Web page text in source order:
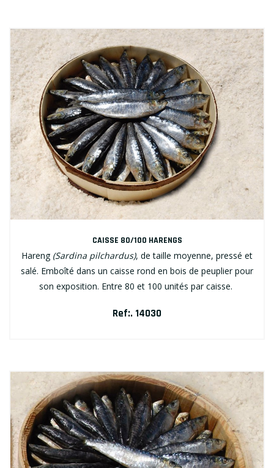
CAISSE 80/100 HARENGS
Hareng (Sardina pilchardus), de taille moyenne, pressé et
salé. Emboîté dans un caisse rond en bois de peuplier pour
son exposition. Entre 80 et 100 unités par caisse.
Ref:. 14030